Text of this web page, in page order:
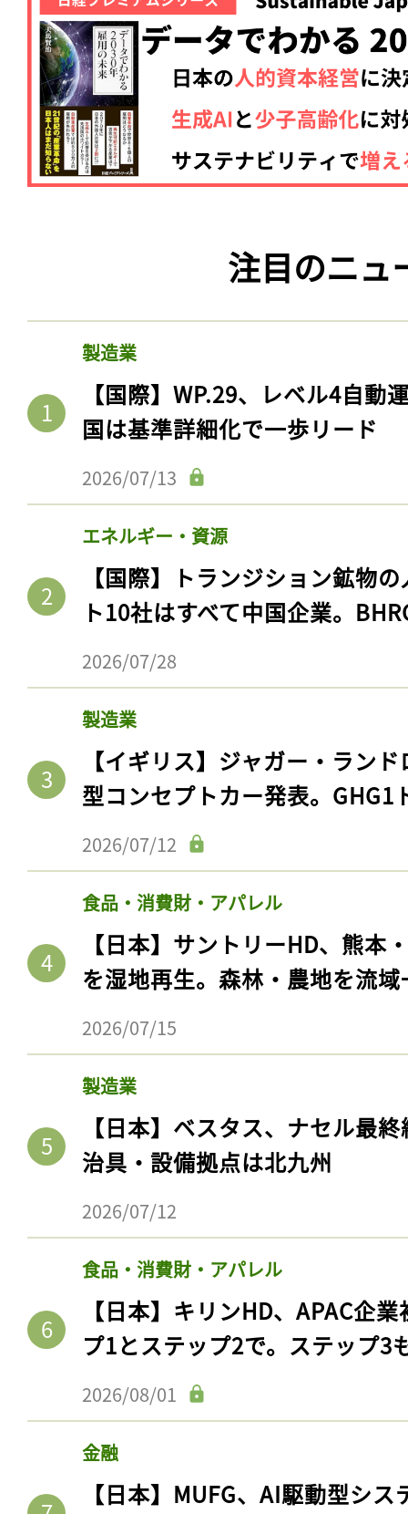
注目のニュ
製造業
【国際】WP.29、レベル4自動
国は基準詳細化で一歩リード
2026/07/13
エネルギー・資源
【国際】トランジション鉱物
ト10社はすべて中国企業。
2026/07/28
製造業
【イギリス】ジャガー・ラン
型コンセプトカー発表。GHG1
2026/07/12
食品・消費財・アパレル
【日本】サントリーHD、熊本
を湿地再生。森林・農地を流
2026/07/15
製造業
【日本】ベスタス、ナセル最
治具・設備拠点は北九州
2026/07/12
食品・消費財・アパレル
【日本】キリンHD、APAC企
プ1とステップ2で。ステップ3
2026/08/01
金融
【日本】MUFG、AI駆動型シ